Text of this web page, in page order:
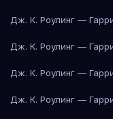
Дж. К. Роулинг —
Дж. К. Роулинг —
Дж. К. Роулинг —
Дж. К. Роулинг —